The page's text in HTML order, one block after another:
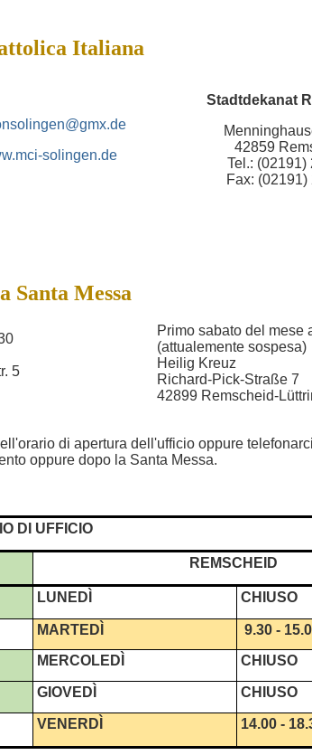
Italiana
solingen.de
Stadtdekanat
42859
Tel.: (02191)
Fax: (02191)
Santa Messa
5
Primo sabato del mese
(attualemente sospesa)
Heilig Kreuz
Richard-Pick-Straße 7
42899 Remscheid-
di apertura dell'ufficio oppure
oppure dopo la Santa Messa.
DI UFFICIO
REMSCHEID
LUNEDÌ CHIUSO
MARTEDÌ
9.30 -
MERCOLEDÌ CHIUSO
GIOVEDÌ CHIUSO
VENERDÌ 14.00 -